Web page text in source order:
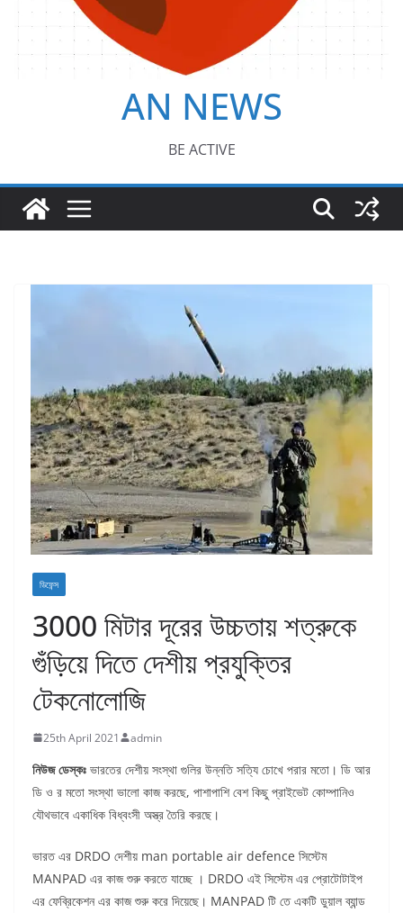
AN NEWS
BE ACTIVE
ডিফেন্স
3000 মিটার দূরের উচ্চতায় শত্রুকে
গুঁড়িয়ে দিতে দেশীয় প্রযুক্তির
টেকনোলোজি
25th April 2021 admin
নিউজ ডেস্কঃ ভারতের দেশীয় সংস্থা গুলির উন্নতি সত্যি চোখে পরার মতো। ডি আর
ডি ও র মতো সংস্থা ভালো কাজ করছে, পাশাপাশি বেশ কিছু প্রাইভেট কোম্পানিও
যৌথভাবে একাধিক বিধ্বংসী অস্ত্র তৈরি করছে।
ভারত এর DRDO দেশীয় man portable air defence সিস্টেম
MANPAD এর কাজ শুরু করতে যাচ্ছে । DRDO এই সিস্টেম এর প্রোটোটাইপ
এর ফেব্রিকেশন এর কাজ শুরু করে দিয়েছে। MANPAD টি তে একটি ডুয়াল ব্যান্ড